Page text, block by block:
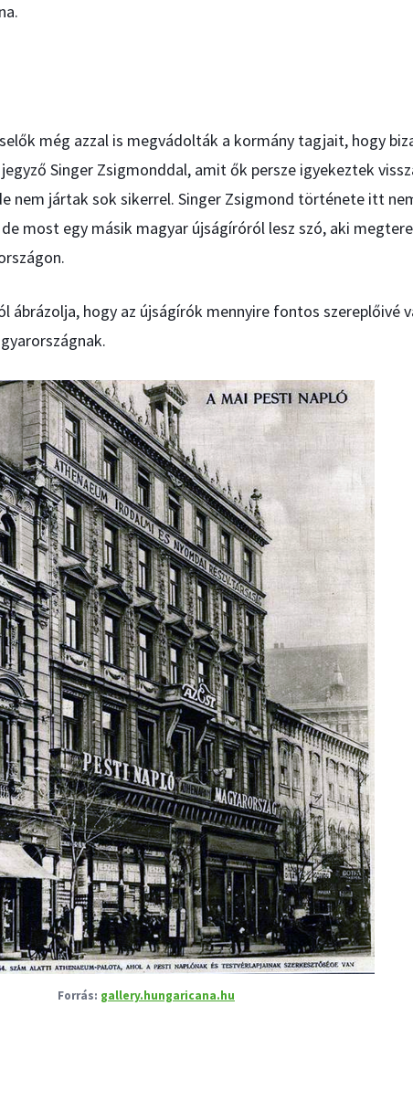
még azzal is megvádolták a kormány tagjait, hogy
Singer Zsigmonddal, amit ők persze igyekeztek
nem jártak sok sikerrel. Singer Zsigmond története itt
most egy másik magyar újságíróról lesz szó, aki
ábrázolja, hogy az újságírók mennyire fontos szereplőivé
gallery.hungaricana.hu